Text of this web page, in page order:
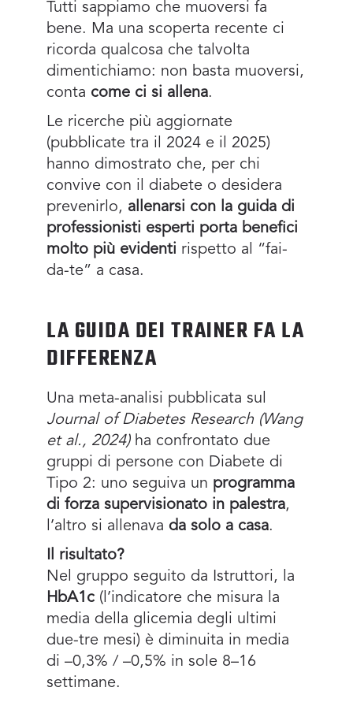
Tutti sappiamo che muoversi fa
bene. Ma una scoperta recente ci
ricorda qualcosa che talvolta
dimentichiamo: non basta muoversi,
conta come ci si allena.
Le ricerche più aggiornate
(pubblicate tra il 2024 e il 2025)
hanno dimostrato che, per chi
convive con il diabete o desidera
prevenirlo, allenarsi con la guida di
professionisti esperti porta benefici
molto più evidenti rispetto al “fai-
da-te” a casa.
LA GUIDA DEI TRAINER FA LA
DIFFERENZA
Una meta-analisi pubblicata sul
Journal of Diabetes Research (Wang
et al., 2024)ha confrontato due
gruppi di persone con Diabete di
Tipo 2: uno seguiva un programma
di forza supervisionato in palestra,
l’altro si allenava da solo a casa.
Il risultato?
Nel gruppo seguito da Istruttori, la
HbA1c (l’indicatore che misura la
media della glicemia degli ultimi
due-tre mesi) è diminuita in media
di –0,3% / –0,5% in sole 8–16
settimane.